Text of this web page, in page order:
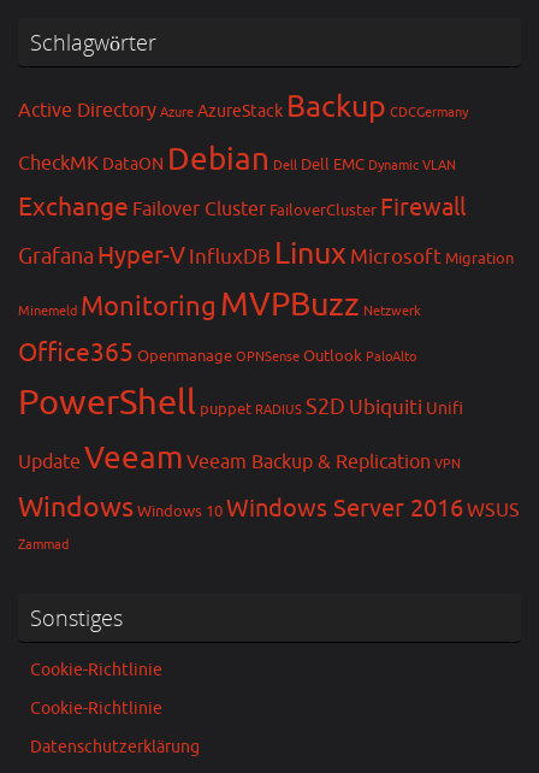
Schlagwörter
Active Directory Azure AzureStack Backup CDCGermany
CheckMK DataON Debian Dell Dell EMC Dynamic VLAN
Exchange Failover Cluster FailoverCluster Firewall
Grafana Hyper-VInfluxDB Linux Microsoft Migration
Minemeld Monitoring MVPBuzz Netzwerk
Office365 Openmanage OPNSense Outlook PaloAlto
PowerShell puppet RADIUS S2D Ubiquiti Unifi
Update Veeam Veeam Backup & Replication VPN
WindowsWindows 10Windows Server 2016WSUS
Zammad
Sonstiges
Cookie-Richtlinie
Cookie-Richtlinie
Datenschutzerklärung